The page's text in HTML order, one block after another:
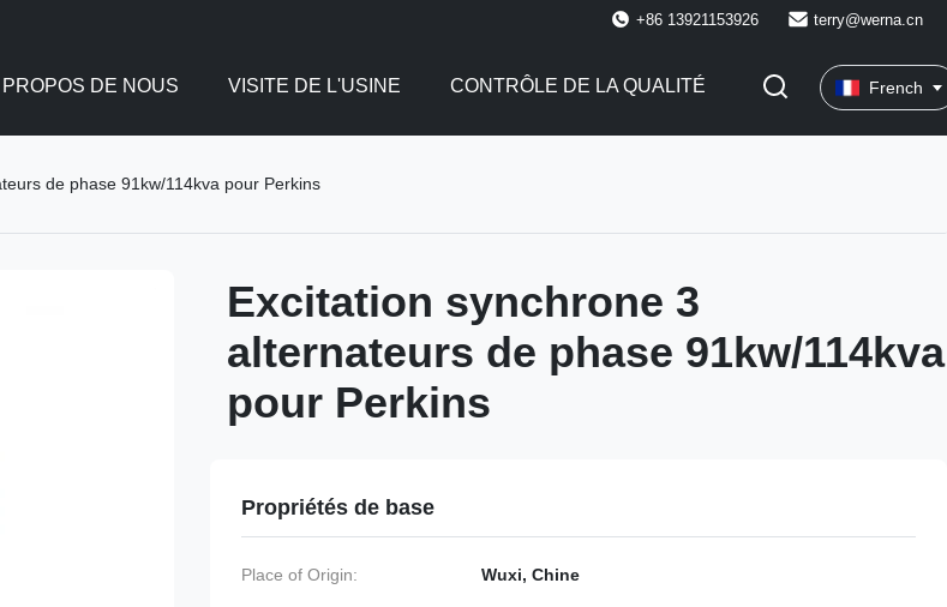
+86 13921153926 terry@werna.cn
DE NOUS VISITE DE L'USINE CONTRÔLE DE LA QUALITÉ French
de phase 91kw/114kva pour Perkins
Excitation synchrone 3
alternateurs de phase 91kw/114kva
pour Perkins
Propriétés de base
Place of Origin: Wuxi, Chine